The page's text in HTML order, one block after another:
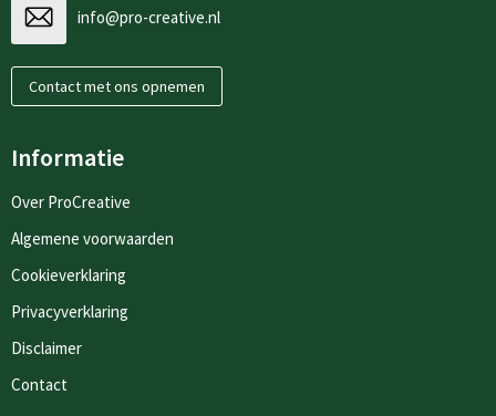
info@pro-creative.nl
Contact met ons opnemen
Informatie
Over ProCreative
Algemene voorwaarden
Cookieverklaring
Privacyverklaring
Disclaimer
Contact